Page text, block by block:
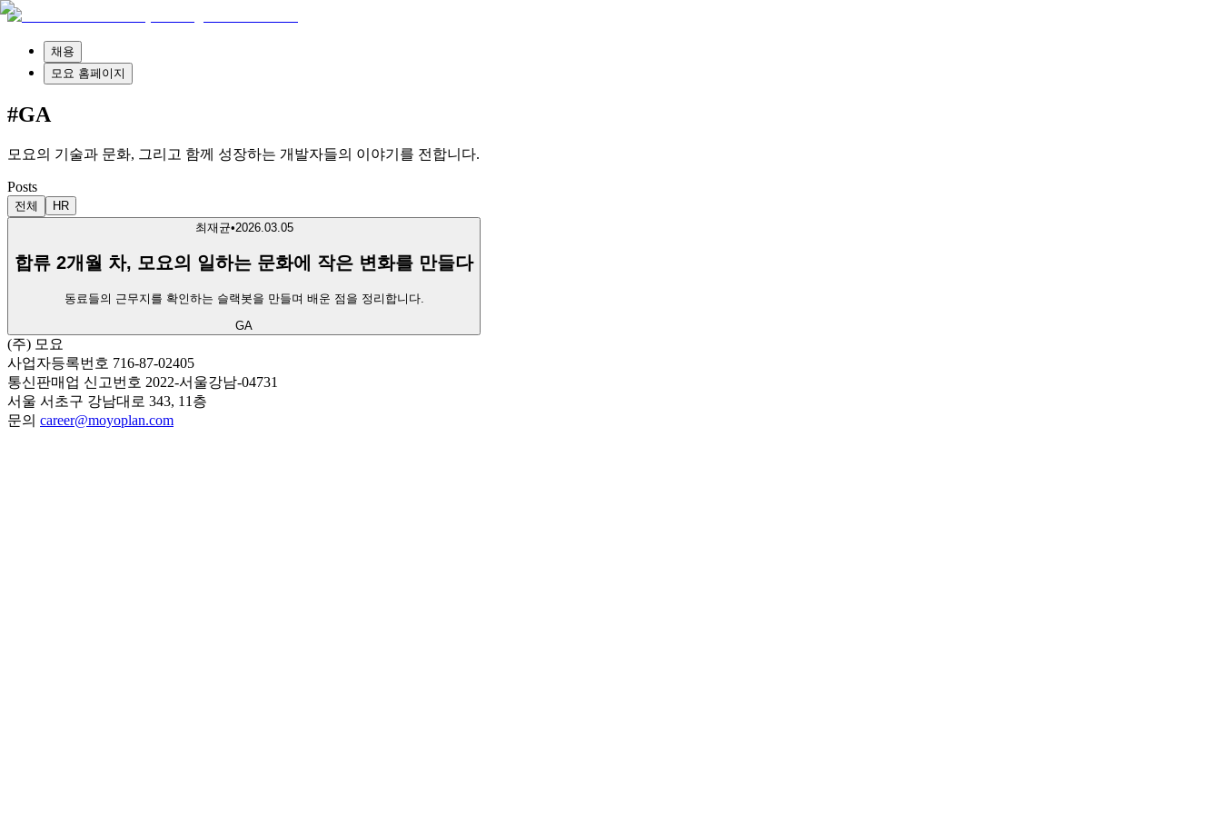
채용
모요 홈페이지
#GA
모요의 기술과 문화, 그리고 함께 성장하는 개발자들의 이야기를 전합니다.
Posts
전체
HR
최재균•2026.03.05
합류 2개월 차, 모요의 일하는 문화에 작은 변화를 만들다
동료들의 근무지를 확인하는 슬랙봇을 만들며 배운 점을 정리합니다.
GA
(주) 모요
사업자등록번호 716-87-02405
통신판매업 신고번호 2022-서울강남-04731
서울 서초구 강남대로 343, 11층
문의 career@moyoplan.com